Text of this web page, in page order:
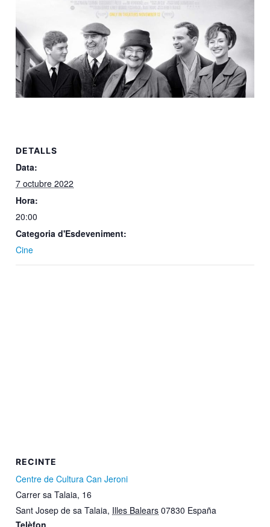
DETALLS
Data:
7 octubre 2022
Hora:
20:00
Categoria d'Esdeveniment:
Cine
RECINTE
Centre de Cultura Can Jeroni
Carrer sa Talaia, 16
Sant Josep de sa Talaia, Illes Balears 07830 España
Telèfon